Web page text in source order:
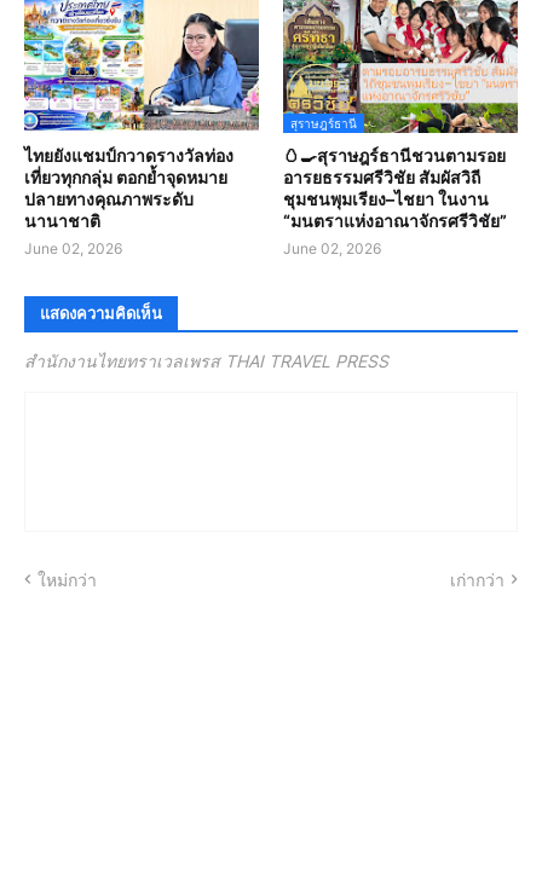
ไทยยังแชมป์กวาดรางวัลท่อง
เที่ยวทุกกลุ่ม ตอกย้ำจุดหมาย
ปลายทางคุณภาพระดับ
นานาชาติ
June 02, 2026
สุราษฎร์ธานี
🥚🍳สุราษฎร์ธานีชวนตามรอย
อารยธรรมศรีวิชัย สัมผัสวิถี
ชุมชนพุมเรียง–ไชยา ในงาน
“มนตราแห่งอาณาจักรศรีวิชัย”
June 02, 2026
แสดงความคิดเห็น
สำนักงานไทยทราเวลเพรส THAI TRAVEL PRESS
ใหม่กว่า เก่ากว่า